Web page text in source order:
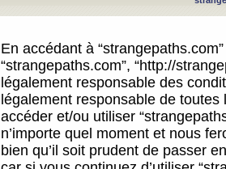
En accédant à
“strangepaths.com”, “http://
légalement responsable des
légalement responsable de
accéder et/ou utiliser
n’importe quel moment et nous
bien qu’il soit prudent de passer